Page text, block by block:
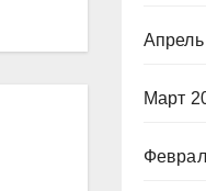
Март